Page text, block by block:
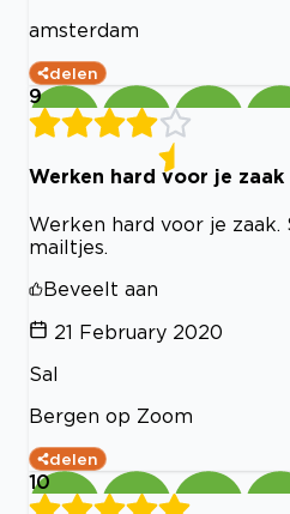
amsterdam
delen
9
Werken hard voor je zaak
Werken hard voor je zaak.
mailtjes.
Beveelt aan
21 February 2020
Sal
Bergen op Zoom
delen
10